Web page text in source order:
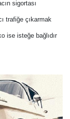
sigortası
trafiğe çıkarmak
ise isteğe bağlıdır